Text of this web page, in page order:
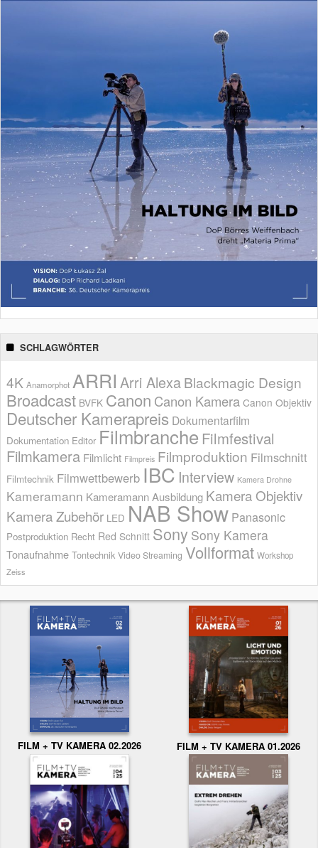
SCHLAGWÖRTER
4K Anamorphot ARRI Arri AlexaBlackmagic Design
Broadcast BVFK Canon Canon Kamera Canon Objektiv
Deutscher Kamerapreis Dokumentarfilm
Dokumentation Editor Filmbranche Filmfestival
Filmkamera Filmlicht Filmpreis Filmproduktion Filmschnitt
Filmtechnik Filmwettbewerb IBC Interview Kamera Drohne
Kameramann Kameramann Ausbildung Kamera Objektiv
Kamera Zubehör LED NAB Show Panasonic
Postproduktion Recht Red Schnitt Sony Sony Kamera
Tonaufnahme Tontechnik Video Streaming Vollformat Workshop
Zeiss
FILM + TV KAMERA 02.2026 FILM + TV KAMERA 01.2026